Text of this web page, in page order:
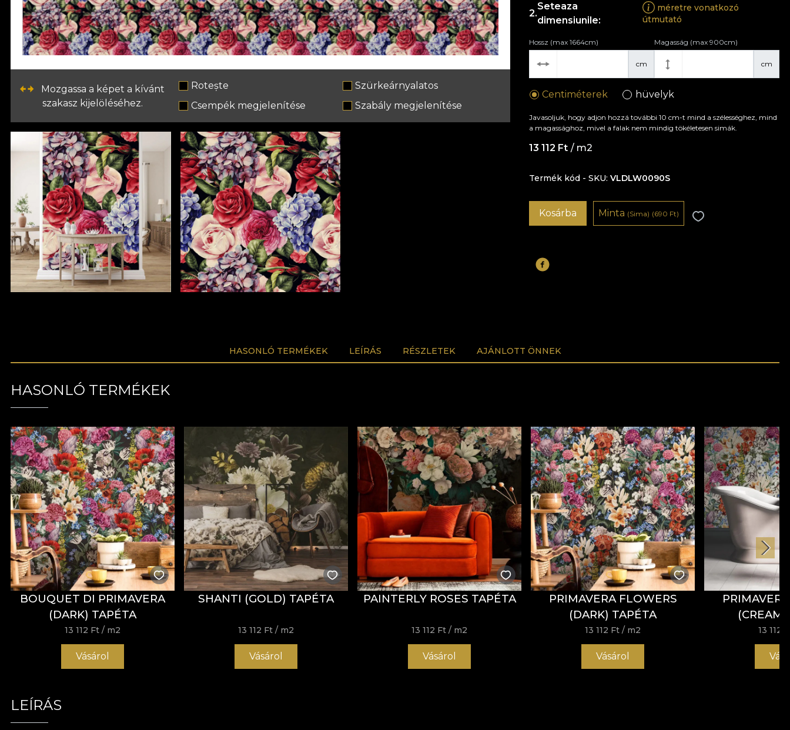
Mozgassa a képet a kívánt
szakasz kijelöléséhez.
Rotește
Szürkeárnyalatos
Csempék megjelenítése
Szabály megjelenítése
Seteaza
dimensiunile:
méretre vonatkozó
útmutató
cm
Hossz (max 1664cm)
cm
Magasság (max 900cm)
Centiméterek hüvelyk
Javasoljuk, hogy adjon hozzá további 10 cm-t mind a szélességhez, mind
a magassághoz, mivel a falak nem mindig tökéletesen simák.
13 112 Ft / m2
Termék kód - SKU VLDLW0090S
Kosárba Minta (Sima) (690 Ft)
HASONLÓ TERMÉKEK LEÍRÁS RÉSZLETEK AJÁNLOTT ÖNNEK
HASONLÓ TERMÉKEK
BOUQUET DI PRIMAVERA
(DARK) TAPÉTA
13 112 Ft / m2
Vásárol
SHANTI (GOLD) TAPÉTA
13 112 Ft / m2
Vásárol
PAINTERLY ROSES TAPÉTA
13 112 Ft / m2
Vásárol
PRIMAVERA FLOWERS
(DARK) TAPÉTA
13 112 Ft / m2
Vásárol
13 112
LEÍRÁS